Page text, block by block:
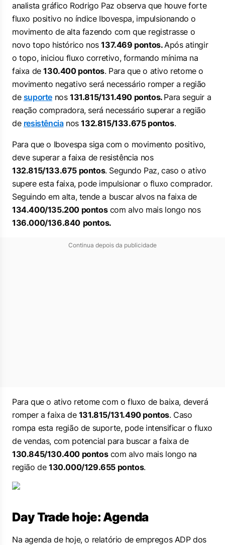
analista gráfico Rodrigo Paz observa que houve forte
fluxo positivo no índice Ibovespa, impulsionando o
movimento de alta fazendo com que registrasse o
novo topo histórico nos137.469 pontos.Após atingir
o topo, iniciou fluxo corretivo, formando mínima na
faixa de130.400 pontos. Para que o ativo retome o
movimento negativo será necessário romper a região
de suporte nos131.815/131.490 pontos. Para seguir a
reação compradora, será necessário superar a região
de resistêncianos132.815/133.675 pontos.
Para que o Ibovespa siga com o movimento positivo,
deve superar a faixa de resistência nos
132.815/133.675 pontos. Segundo Paz, caso o ativo
supere esta faixa, pode impulsionar o fluxo comprador.
Seguindo em alta, tende a buscar alvos na faixa de
134.400/135.200 pontoscom alvo mais longo nos
136.000/136.840 pontos.
Continua depois da publicidade
Para que o ativo retome com o fluxo de baixa, deverá
romper a faixa de 131.815/131.490 pontos. Caso
rompa esta região de suporte, pode intensificar o fluxo
de vendas, com potencial para buscar a faixa de
130.845/130.400 pontoscom alvo mais longo na
região de 130.000/129.655 pontos.
Day Trade hoje: Agenda
Na agenda de hoje, o relatório de empregos ADP dos